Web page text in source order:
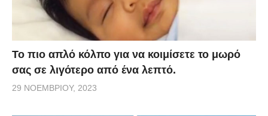
Το πιο απλό κόλπο για να κοιμίσετε το μωρό
σας σε λιγότερο από ένα λεπτό.
29 ΝΟΕΜΒΡΊΟΥ, 2023